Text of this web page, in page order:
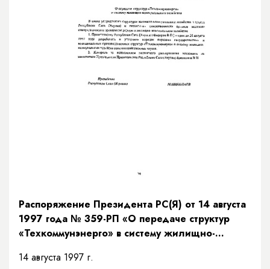
Распоряжение Президента РС(Я) от 14 августа
1997 года № 359-РП «О передаче структур
«Техкоммунэнерго» в систему жилищно-
14 августа 1997 г.